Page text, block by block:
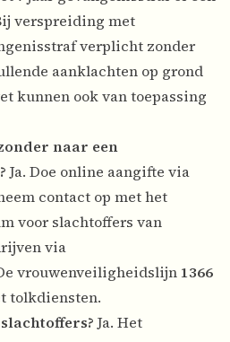
verspreiding met
verplicht zonder
aanklachten op grond
kunnen ook van toepassing
naar een
Ja. Doe online aangifte via
contact op met het
voor slachtoffers van
via
vrouwenveiligheidslijn 1366
tolkdiensten.
Ja. Het